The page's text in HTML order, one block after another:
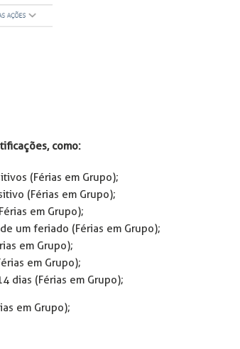
como:
(Férias em Grupo);
(Férias em Grupo);
em Grupo);
um feriado (Férias em Grupo);
em Grupo);
em Grupo);
dias (Férias em Grupo);
em Grupo);